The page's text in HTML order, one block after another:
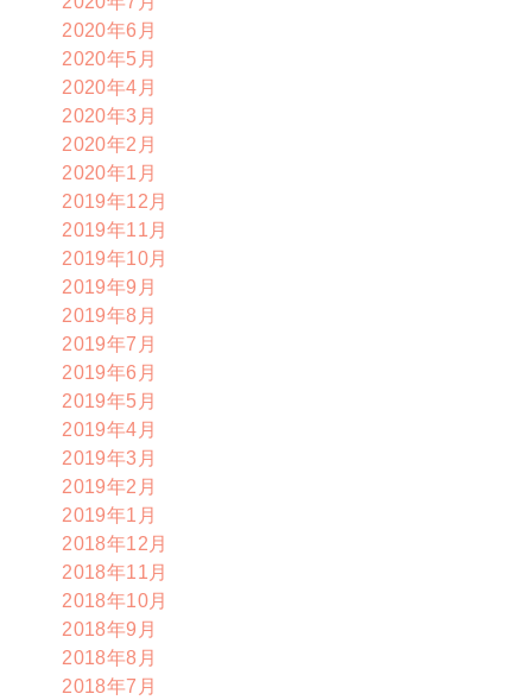
2020年6月
2020年5月
2020年4月
2020年3月
2020年2月
2020年1月
2019年12月
2019年11月
2019年10月
2019年9月
2019年8月
2019年7月
2019年6月
2019年5月
2019年4月
2019年3月
2019年2月
2019年1月
2018年12月
2018年11月
2018年10月
2018年9月
2018年8月
2018年7月